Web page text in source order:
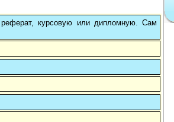
курсовую или дипломную. Сам